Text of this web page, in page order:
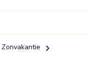
Zonvakantie